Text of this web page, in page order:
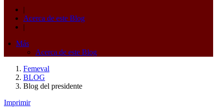
|
Acerca de este Blog
|
Más
Acerca de este Blog
Femeval
BLOG
Blog del presidente
Imprimir